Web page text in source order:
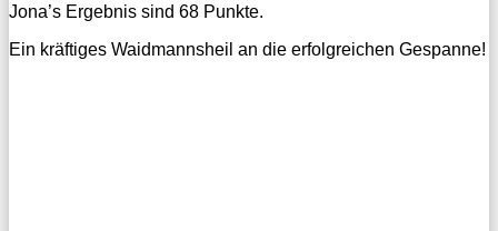
Jona’s Ergebnis sind 68 Punkte.
Ein kräftiges Waidmannsheil an die erfolgreichen Gespanne!